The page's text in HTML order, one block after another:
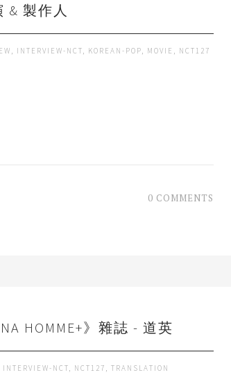
& 製作人
, INTERVIEW-NCT, KOREAN-POP, MOVIE , NCT127
0 COMMENTS
HOMME+》雜誌 - 道英
INTERVIEW-NCT, NCT127 , TRANSLATION